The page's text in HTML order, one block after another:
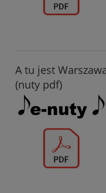
A tu jest
(nuty pdf)